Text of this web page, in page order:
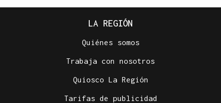
LA REGIÓN
Quiénes somos
Trabaja con nosotros
Quiosco La Región
Tarifas de publicidad